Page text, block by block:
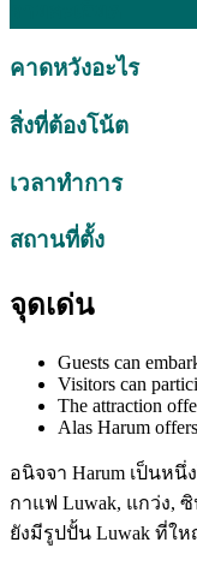
คาดหวังอะไร
สิ่งที่ต้องโน้ต
เวลาทำการ
สถานที่ตั้ง
จุดเด่น
Guests can
Visitors can
The attraction
Alas Harum
อนิจจา Harum เป็นห
กาแฟ Luwak, แกว่ง,
ยังมีรูปปั้น Luwak ที่ใ